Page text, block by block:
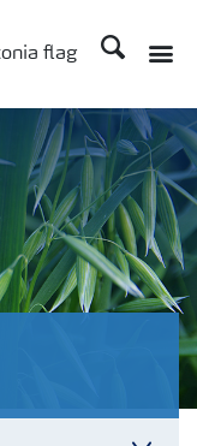
Otsi